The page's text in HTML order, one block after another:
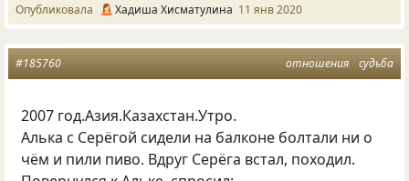
Опубликовала Хадиша Хисматулина 11 янв 2020
отношения судьба
#185760
2007 год.Азия.Казахстан.Утро.
Алька с Серёгой сидели на балконе болтали ни о
чём и пили пиво. Вдруг Серёга встал, походил.